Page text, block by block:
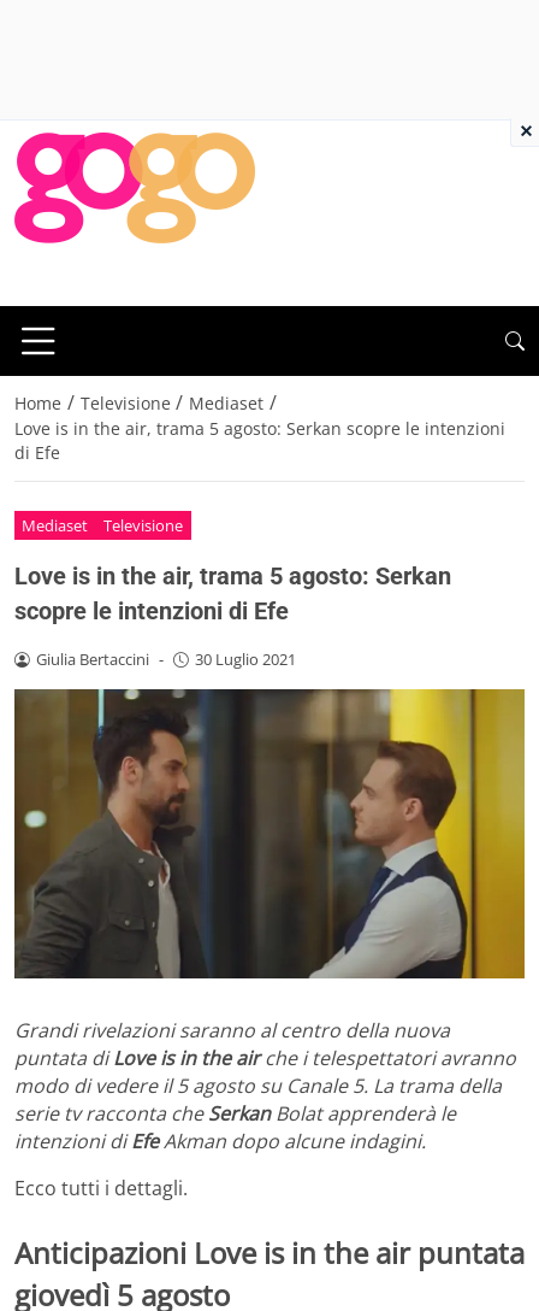
Home / Televisione / Mediaset /
Love is in the air, trama 5 agosto: Serkan scopre le intenzioni
di Efe
Mediaset Televisione
Love is in the air, trama 5 agosto: Serkan
scopre le intenzioni di Efe
Giulia Bertaccini - 30 Luglio 2021
Grandi rivelazioni saranno al centro della nuova
puntata diLove is in the airche i telespettatori avranno
modo di vedere il 5 agosto su Canale 5. La trama della
serie tv racconta cheSerkanBolat apprenderà le
intenzioni diEfeAkman dopo alcune indagini.
Ecco tutti i dettagli.
Anticipazioni Love is in the air puntata
giovedì 5 agosto
×